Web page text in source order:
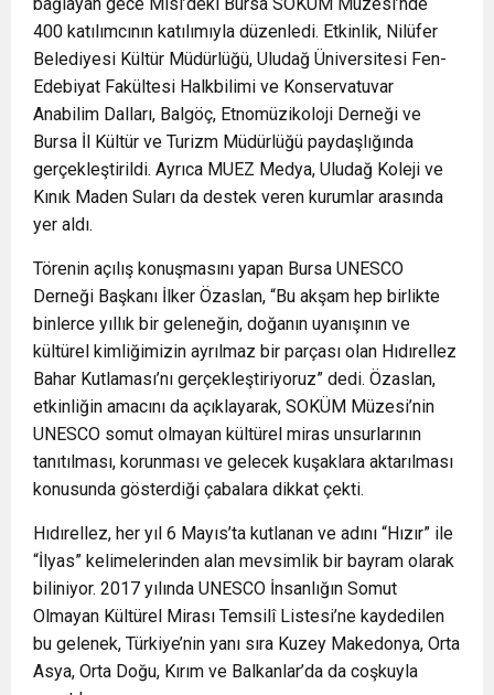
400 katılımcının katılımıyla düzenledi. Etkinlik, Nilüfer
Belediyesi Kültür Müdürlüğü, Uludağ Üniversitesi Fen-
Edebiyat Fakültesi Halkbilimi ve Konservatuvar
Anabilim Dalları, Balgöç, Etnomüzikoloji Derneği ve
Bursa İl Kültür ve Turizm Müdürlüğü paydaşlığında
gerçekleştirildi. Ayrıca MUEZ Medya, Uludağ Koleji ve
Kınık Maden Suları da destek veren kurumlar arasında
yer aldı.
Törenin açılış konuşmasını yapan Bursa UNESCO
Derneği Başkanı İlker Özaslan, “Bu akşam hep birlikte
binlerce yıllık bir geleneğin, doğanın uyanışının ve
kültürel kimliğimizin ayrılmaz bir parçası olan Hıdırellez
Bahar Kutlaması’nı gerçekleştiriyoruz” dedi. Özaslan,
etkinliğin amacını da açıklayarak, SOKÜM Müzesi’nin
UNESCO somut olmayan kültürel miras unsurlarının
tanıtılması, korunması ve gelecek kuşaklara aktarılması
konusunda gösterdiği çabalara dikkat çekti.
Hıdırellez, her yıl 6 Mayıs’ta kutlanan ve adını “Hızır” ile
“İlyas” kelimelerinden alan mevsimlik bir bayram olarak
biliniyor. 2017 yılında UNESCO İnsanlığın Somut
Olmayan Kültürel Mirası Temsilî Listesi’ne kaydedilen
bu gelenek, Türkiye’nin yanı sıra Kuzey Makedonya, Orta
Asya, Orta Doğu, Kırım ve Balkanlar’da da coşkuyla